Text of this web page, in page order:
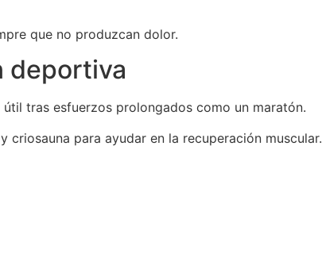
que no produzcan dolor.
deportiva
tras esfuerzos prolongados como un maratón.
y criosauna para ayudar en la recuperación muscular.